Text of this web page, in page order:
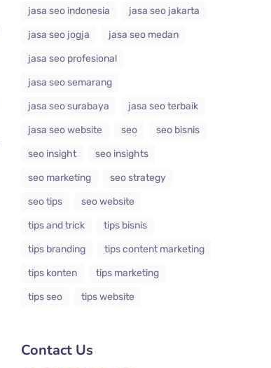
jasa seo indonesia
jasa seo jakarta
jasa seo jogja
jasa seo medan
jasa seo profesional
jasa seo semarang
jasa seo surabaya
jasa seo terbaik
jasa seo website
seo
seo bisnis
seo insight
seo insights
seo marketing
seo strategy
seo tips
seo website
tips and trick
tips bisnis
tips branding
tips content marketing
tips konten
tips marketing
tips seo
tips website
Contact Us